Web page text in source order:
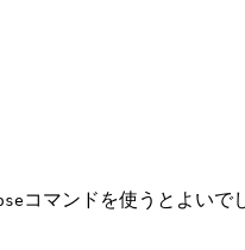
コマンドを使うとよいで